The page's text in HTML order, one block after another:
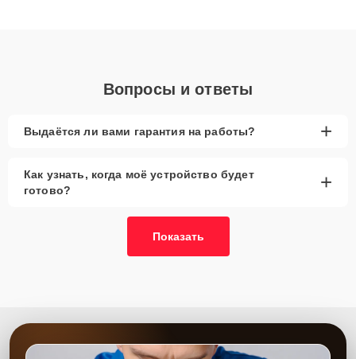
Вопросы и ответы
Выдаётся ли вами гарантия на работы? +
Как узнать, когда моё устройство будет
готово?
+
Показать